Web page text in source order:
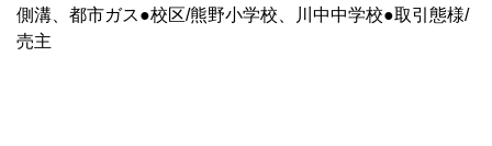
側溝、都市ガス●校区/熊野小学校、川中中学校●取引態様/
売主